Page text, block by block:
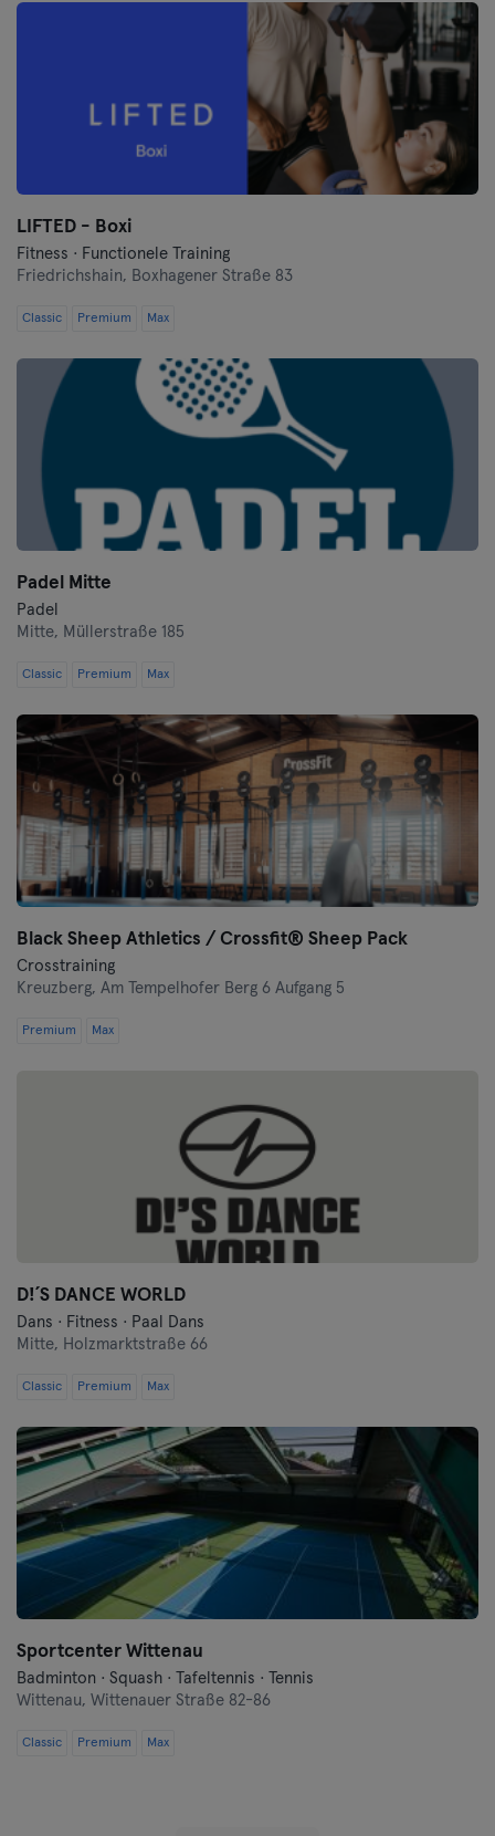
LIFTED - Boxi
Fitness · Functionele Training
Friedrichshain, Boxhagener Straße 83
Classic Premium Max
Padel Mitte
Padel
Mitte, Müllerstraße 185
Classic Premium Max
Black Sheep Athletics / Crossfit® Sheep Pack
Crosstraining
Kreuzberg, Am Tempelhofer Berg 6 Aufgang 5
Premium Max
D!´S DANCE WORLD
Dans · Fitness · Paal Dans
Mitte, Holzmarktstraße 66
Classic Premium Max
Sportcenter Wittenau
Badminton · Squash · Tafeltennis · Tennis
Wittenau, Wittenauer Straße 82-86
Classic Premium Max